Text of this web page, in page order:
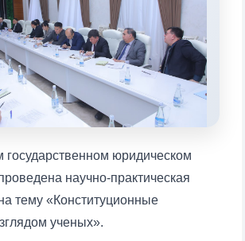
государственном юридическом
научно-практическая
тему «Конституционные
ученых».
1. Документы (бакалавр) (5)
3. Собеседование (бакалавр) (8)
5. Стоимость обучения (2)